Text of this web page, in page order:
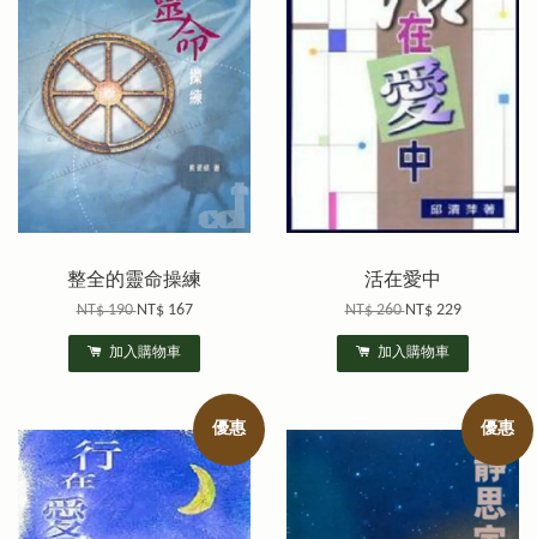
整全的靈命操練
NT$ 190NT$ 167
加入購物車
活在愛中
NT$ 260NT$ 229
加入購物車
優惠 優惠